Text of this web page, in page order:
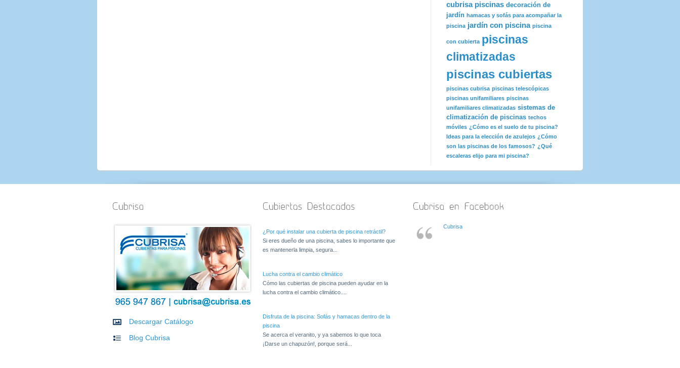
cubrisa piscinas decoración de
jardín hamacas y sofás para acompañar la
piscina jardín con piscina piscina
con cubierta piscinas
climatizadas
piscinas cubiertas
piscinas cubrisa piscinas telescópicas
piscinas unifamiliares piscinas
unifamiliares climatizadas sistemas de
climatización de piscinas techos
móviles ¿Cómo es el suelo de tu piscina?
Ideas para la elección de azulejos ¿Cómo
son las piscinas de los famosos? ¿Qué
escaleras elijo para mi piscina?
Descargar Catálogo
Blog Cubrisa
¿Por qué instalar una cubierta de piscina retráctil?
Si eres dueño de una piscina, sabes lo importante que
es mantenerla limpia, segura...
Lucha contra el cambio climático
Cómo las cubiertas de piscina pueden ayudar en la
lucha contra el cambio climático....
Disfruta de la piscina: Sofás y hamacas dentro de la
piscina
Se acerca el veranito, y ya sabemos lo que toca
¡Darse un chapuzón!, porque será...
Cubrisa